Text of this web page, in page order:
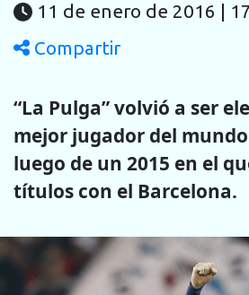
11 de enero de 2016 |
Compartir
“La Pulga” volvió a ser
mejor jugador del mundo
luego de un 2015 en el
títulos con el Barcelona.